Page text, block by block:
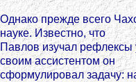
Однако прежде всего
науке. Известно, что
Павлов изучал рефлексы
своим ассистентом он
сформулировал задачу: